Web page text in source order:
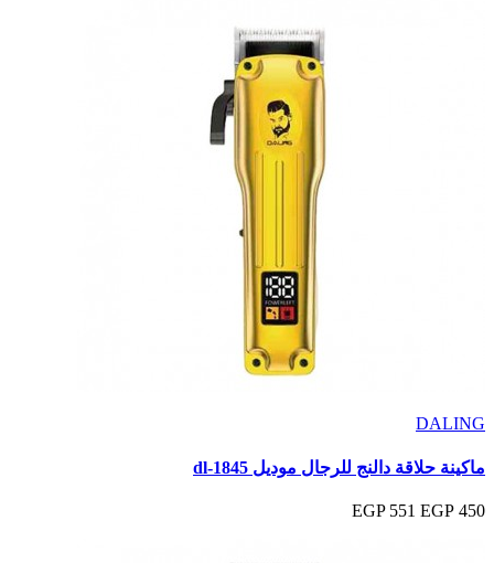
DALING
ماكينة حلاقة دالنج للرجال موديل dl-1845
450 EGP
551 EGP